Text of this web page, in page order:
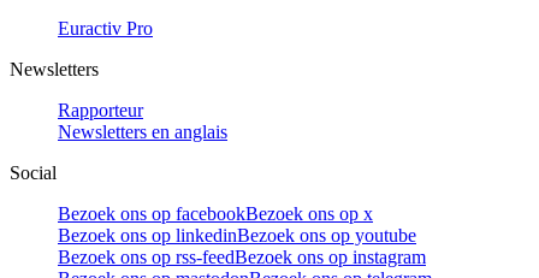
Euractiv Pro
Newsletters
Rapporteur
Newsletters en anglais
Social
Bezoek ons op facebookBezoek ons op x
Bezoek ons op linkedinBezoek ons op youtube
Bezoek ons op rss-feedBezoek ons op instagram